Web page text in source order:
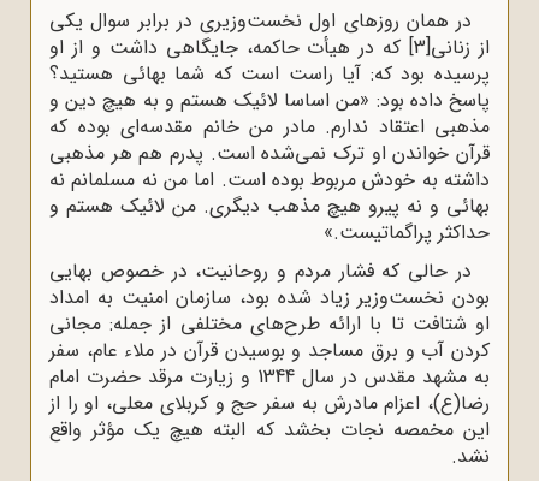
در همان روزهاى اول نخست‌وزیرى در برابر سوال یکى
از زنانى[3] که در هیأت حاکمه، جایگاهى داشت و از او
پرسیده بود که: آیا راست است که شما بهائى هستید؟
پاسخ داده بود: «من اساسا لائیک هستم و به هیچ دین و
مذهبى اعتقاد ندارم. مادر من خانم مقدسه‌اى بوده که
قرآن خواندن او ترک نمى‌شده است. پدرم هم هر مذهبى
داشته به خودش مربوط بوده است. اما من نه مسلمانم نه
بهائى و نه پیرو هیچ مذهب دیگرى. من لائیک هستم و
حداکثر پراگماتیست.»
در حالى که فشار مردم و روحانیت، در خصوص بهایى
بودن نخست‌وزیر زیاد شده بود، سازمان امنیت به امداد
او شتافت تا با ارائه طرح‌هاى مختلفى از جمله: مجانى
کردن آب و برق مساجد و بوسیدن قرآن در ملاء عام، سفر
به مشهد مقدس در سال 1344 و زیارت مرقد حضرت امام
رضا(ع)، اعزام مادرش به سفر حج و کربلاى معلى، او را از
این مخمصه نجات بخشد که البته هیچ یک مؤثر واقع
نشد.